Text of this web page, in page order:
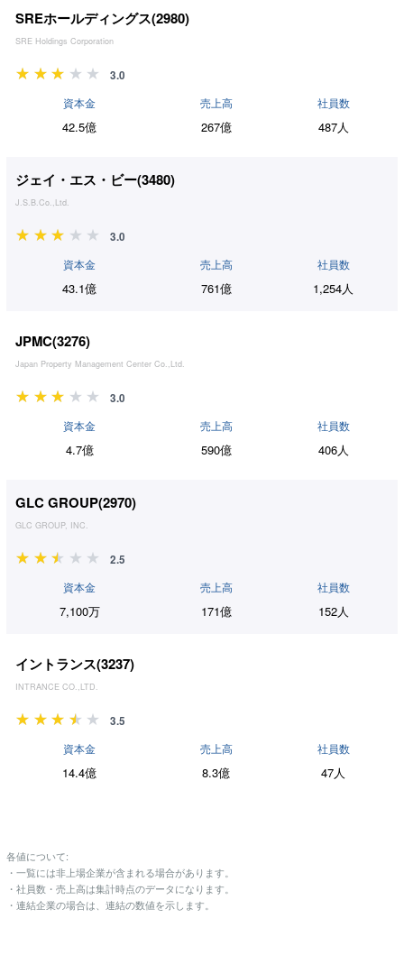
SREホールディングス(2980)
SRE Holdings Corporation
3.0
資本金
42.5億
売上高
267億
社員数
487人
ジェイ・エス・ビー(3480)
J.S.B.Co.,Ltd.
3.0
資本金
43.1億
売上高
761億
社員数
1,254人
JPMC(3276)
Japan Property Management Center Co.,Ltd.
3.0
資本金
4.7億
売上高
590億
社員数
406人
GLC GROUP(2970)
GLC GROUP, INC.
2.5
資本金
7,100万
売上高
171億
社員数
152人
イントランス(3237)
INTRANCE CO.,LTD.
3.5
資本金
14.4億
売上高
8.3億
社員数
47人
各値について:
・一覧には非上場企業が含まれる場合があります。
・社員数・売上高は集計時点のデータになります。
・連結企業の場合は、連結の数値を示します。